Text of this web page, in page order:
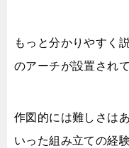
もっと分かりやすく
のアーチが設置され
作図的には難しさは
いった組み立ての経